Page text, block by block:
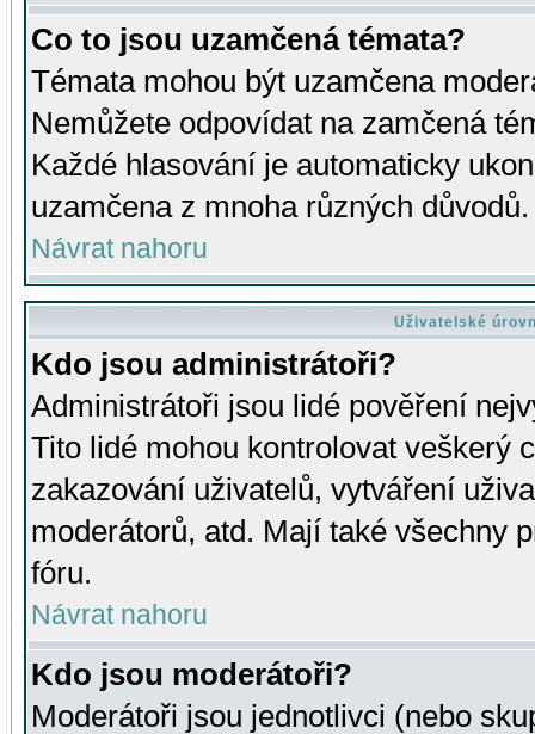
Co to jsou uzamčená témata?
Témata mohou být uzamčena
Nemůžete odpovídat na zamčená
Každé hlasování je automaticky
uzamčena z mnoha různých důvodů.
Návrat nahoru
Uživatelské
Kdo jsou administrátoři?
Administrátoři jsou lidé pověření
Tito lidé mohou kontrolovat veškerý
zakazování uživatelů, vytváření
moderátorů, atd. Mají také všechny
fóru.
Návrat nahoru
Kdo jsou moderátoři?
Moderátoři jsou jednotlivci (nebo